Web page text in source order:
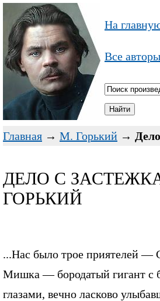
На
Все авторы
Главная → М. Горький →
ДЕЛО С
ГОРЬКИЙ
...Нас было трое приятелей —
Мишка — бородатый гигант с
глазами, вечно ласково